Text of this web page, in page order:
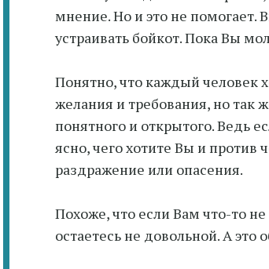
мнение. Но и это не помогает.
устраивать бойкот. Пока Вы
Понятно, что каждый человек
желания и требования, но так
понятного и открытого. Ведь
ясно, чего хотите Вы и против
раздражение или опасения.
Похоже, что если Вам что-то
остаетесь не довольной. А это